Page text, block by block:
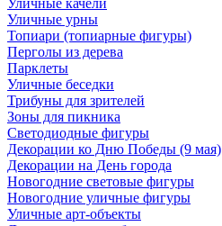
Уличные качели
Уличные урны
Топиари (топиарные фигуры)
Перголы из дерева
Парклеты
Уличные беседки
Трибуны для зрителей
Зоны для пикника
Светодиодные фигуры
Декорации ко Дню Победы (9 мая)
Декорации на День города
Новогодние световые фигуры
Новогодние уличные фигуры
Уличные арт-объекты